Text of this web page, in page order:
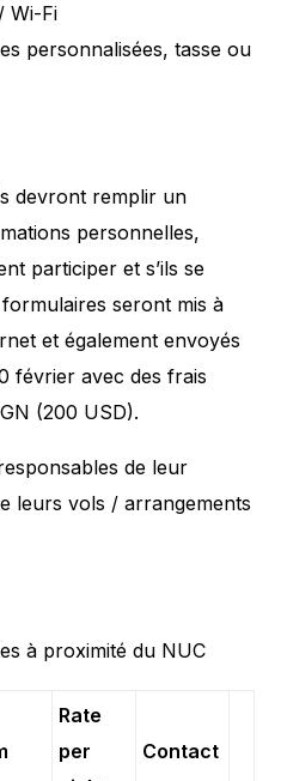
Wi-Fi
personnalisées, tasse ou
devront remplir un
personnelles,
participer et s’ils se
seront mis à
et également envoyés
février avec des frais
(200 USD).
de leur
leurs vols / arrangements
à proximité du NUC
Rate
per
Contact